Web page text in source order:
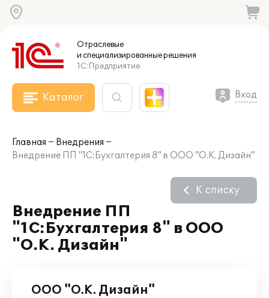
Отраслевые
и специализированныерешения
1С:Предприятие
Каталог Вход
Главная
Внедрения
Внедрение ПП "1С:Бухгалтерия 8" в ООО "О.К. Дизайн"
Внедрение ПП
"1С:Бухгалтерия 8" в ООО
"О.К. Дизайн"
К списку
ООО "О.К. Дизайн"